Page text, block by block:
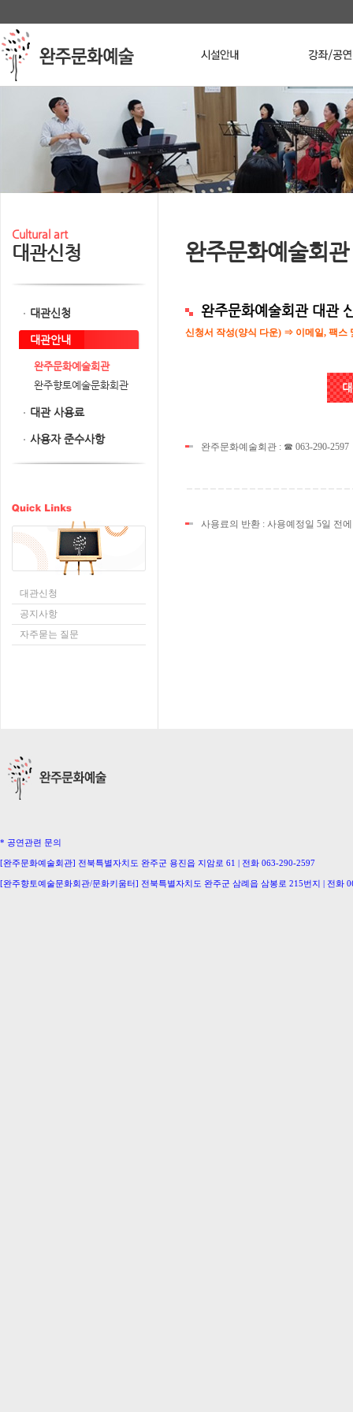
Cultural art
대관신청
대관신청
대관안내
완주문화예술회관
완주향토예술문화회관
대관 사용료
사용자 준수사항
대관신청
공지사항
자주묻는 질문
완주문화예술회관
완주문화예술회관 대관
신청서 작성(양식 다운) ⇒ 이메일, 팩
완주문화예술회관 : ☎ 063-290-2597
사용료의 반환 : 사용예정일 5일 전
* 공연관련 문의
[완주문화예술회관] 전북특별자치도 완주군 용진읍 지암로 61 | 전화 063-290-2597
[완주향토예술문화회관/문화키움터] 전북특별자치도 완주군 삼례읍 삼봉로 215번지 | 전화